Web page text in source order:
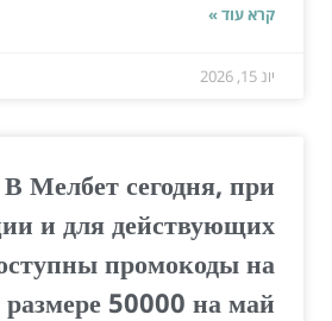
קרא עוד »
יונ 15, 2026
В Мелбет сегодня, при
и для действующих
промокоды на
50000 на май